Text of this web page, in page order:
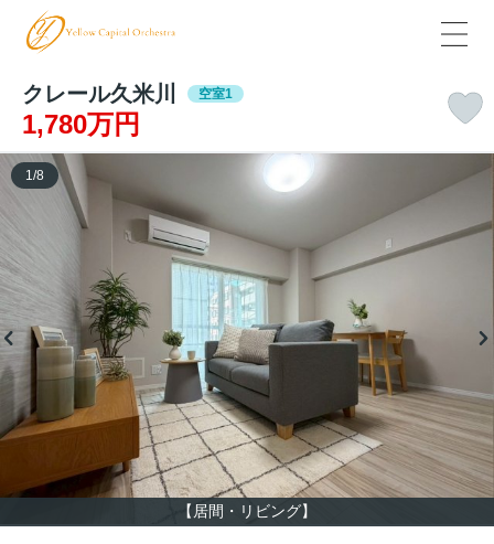
クレール久米川 空室1
1,780万円
【居間・リビング】
1 /8